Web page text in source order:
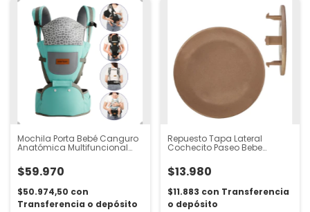
Mochila Porta Bebé Canguro
Anatómica Multifuncional
$59.970
$50.974,50 con
Transferencia o depósito
Repuesto Tapa Lateral
Cochecito Paseo Bebe
TAP
$13.980
$11.883 con Transferencia
o depósito